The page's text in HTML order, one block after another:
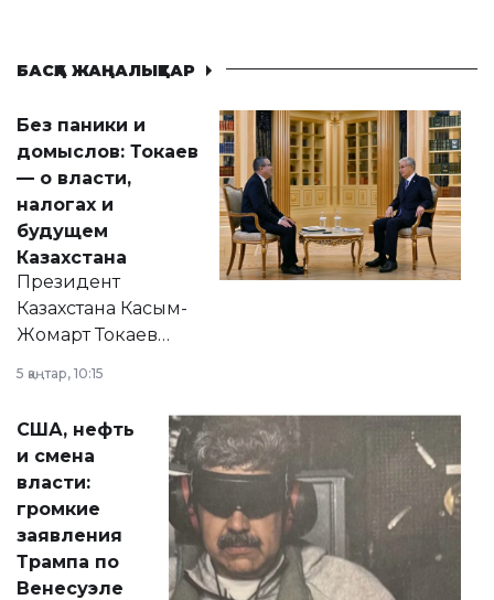
БАСҚА ЖАҢАЛЫҚТАР
Без паники и
домыслов: Токаев
— о власти,
налогах и
будущем
Казахстана
Президент
Казахстана Касым-
Жомарт Токаев
сразу несколько
актуальных тем —
от слухов о
политических
реформах до
вопросов армии,
экономики и
личного здоровья.
5 қаңтар, 10:15
США, нефть
и смена
власти:
громкие
заявления
Трампа по
Венесуэле